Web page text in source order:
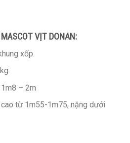
VỊT DONAN:
xốp.
– 2m
từ 1m55-1m75, nặng dưới